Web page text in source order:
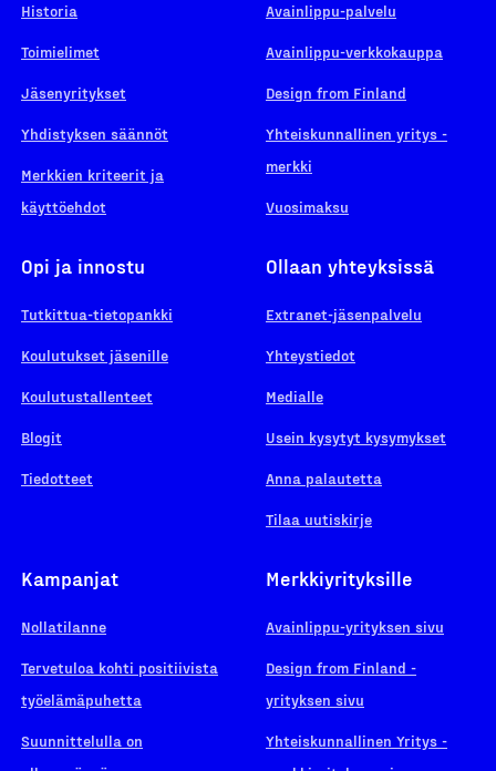
Historia
Toimielimet
Jäsenyritykset
Yhdistyksen säännöt
Merkkien kriteerit ja
käyttöehdot
Avainlippu-palvelu
Avainlippu-verkkokauppa
Design from Finland
Yhteiskunnallinen yritys -
merkki
Vuosimaksu
Opi ja innostu
Tutkittua-tietopankki
Koulutukset jäsenille
Koulutustallenteet
Blogit
Tiedotteet
Ollaan yhteyksissä
Extranet-jäsenpalvelu
Yhteystiedot
Medialle
Usein kysytyt kysymykset
Anna palautetta
Tilaa uutiskirje
Kampanjat
Nollatilanne
Tervetuloa kohti positiivista
työelämäpuhetta
Suunnittelulla on
Merkkiyrityksille
Avainlippu-yrityksen sivu
Design from Finland -
yrityksen sivu
Yhteiskunnallinen Yritys -